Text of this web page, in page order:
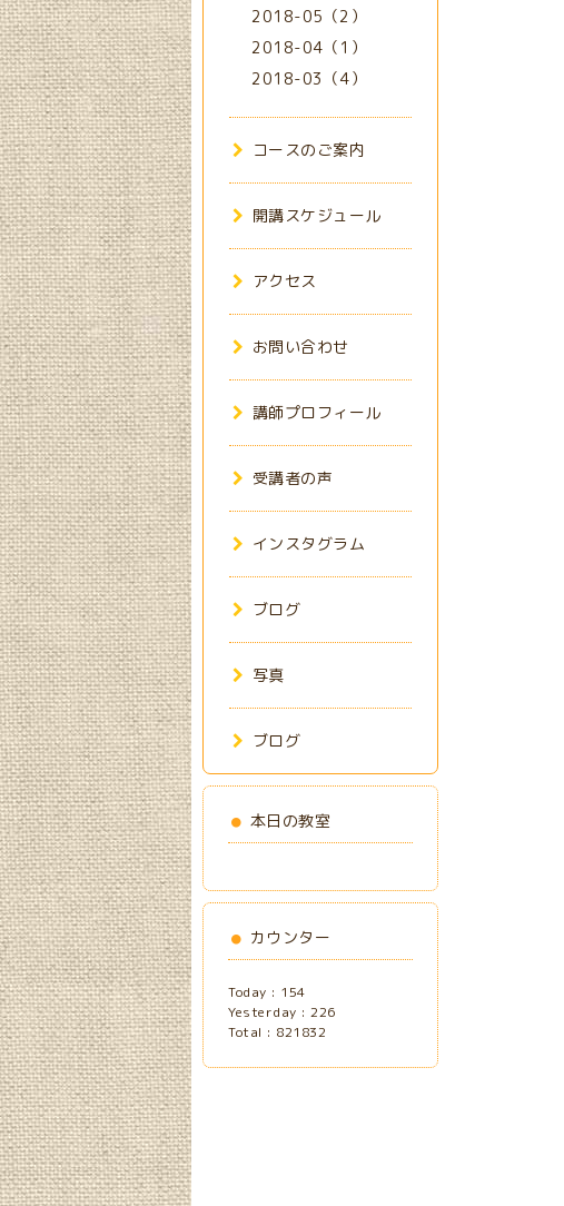
2018-05（2）
2018-04（1）
2018-03（4）
コースのご案内
開講スケジュール
アクセス
お問い合わせ
講師プロフィール
受講者の声
インスタグラム
ブログ
写真
ブログ
本日の教室
カウンター
Today : 154
Yesterday : 226
Total : 821832